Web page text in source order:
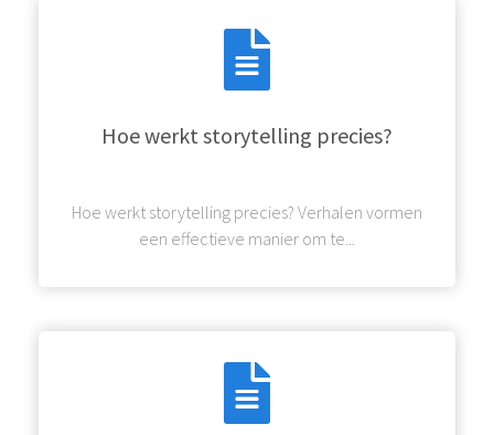
Hoe werkt storytelling precies?
Hoe werkt storytelling precies? Verhalen vormen
een effectieve manier om te...